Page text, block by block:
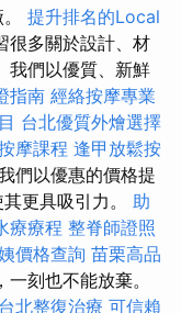
提升排名的Local
很多關於設計、材
我們以優質、新鮮
指南 經絡按摩專業
台北優質外燴選擇
摩課程 逢甲放鬆按
們以優惠的價格提
更具吸引力。 助
療療程 整脊師證照
價格查詢 苗栗高品
刻也不能放棄。
台北整復治療 可信賴